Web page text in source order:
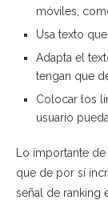
móviles,
Usa texto
Adapta el
tengan que
Colocar los
usuario
Lo importante
que de por sí
señal de ranking